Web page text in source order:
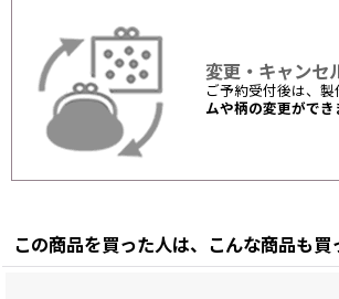
変更・キャンセ
ご予約受付後は、製
ムや柄の変更ができ
この商品を買った人は、こんな商品も買